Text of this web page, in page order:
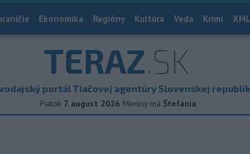
Ekonomika Regióny Kultúra Veda Krimi
TERAZ.SK
portál Tlačovej agentúry Slovenskej
Piatok 7. august 2026 Meniny má Štefánia